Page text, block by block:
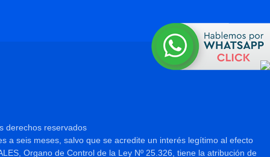
derechos reservados
a seis meses, salvo que se acredite un interés legítimo al efecto
Organo de Control de la Ley Nº 25.326, tiene la atribución de